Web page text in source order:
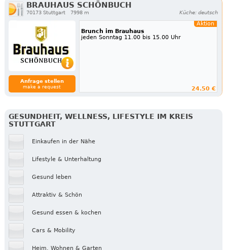
BRAUHAUS SCHÖNBUCH
70173 Stuttgart 7998 m Küche: deutsch
Anfrage stellen
make a request
Aktion
Brunch im Brauhaus
jeden Sonntag 11.00 bis 15.00 Uhr
24.50 €
GESUNDHEIT, WELLNESS, LIFESTYLE IM KREIS
STUTTGART
Einkaufen in der Nähe
Lifestyle & Unterhaltung
Gesund leben
Attraktiv & Schön
Gesund essen & kochen
Cars & Mobility
Heim, Wohnen & Garten